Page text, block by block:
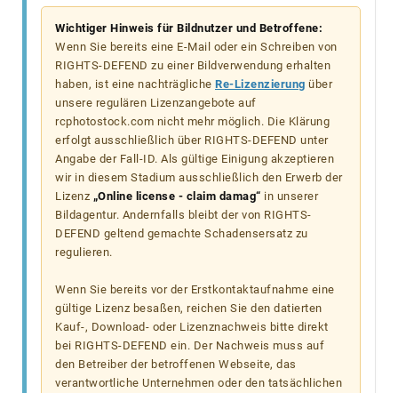
Wichtiger Hinweis für Bildnutzer und Betroffene:
Wenn Sie bereits eine E-Mail oder ein Schreiben von
RIGHTS-DEFEND zu einer Bildverwendung erhalten
haben, ist eine nachträgliche Re-Lizenzierung über
unsere regulären Lizenzangebote auf
rcphotostock.com nicht mehr möglich. Die Klärung
erfolgt ausschließlich über RIGHTS-DEFEND unter
Angabe der Fall-ID. Als gültige Einigung akzeptieren
wir in diesem Stadium ausschließlich den Erwerb der
Lizenz „Online license - claim damag“ in unserer
Bildagentur. Andernfalls bleibt der von RIGHTS-
DEFEND geltend gemachte Schadensersatz zu
regulieren.
Wenn Sie bereits vor der Erstkontaktaufnahme eine
gültige Lizenz besaßen, reichen Sie den datierten
Kauf-, Download- oder Lizenznachweis bitte direkt
bei RIGHTS-DEFEND ein. Der Nachweis muss auf
den Betreiber der betroffenen Webseite, das
verantwortliche Unternehmen oder den tatsächlichen